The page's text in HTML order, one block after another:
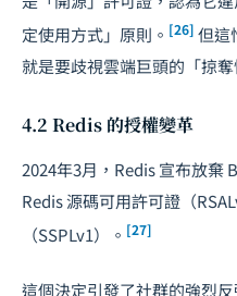
定使用方式」原則。 [26] 但這
就是要歧視雲端巨頭的「掠奪
4.2 Redis 的授權變革
2024年3月，Redis 宣布放棄
Redis 源碼可用許可證（
（SSPLv1）。 [27]
這個決定引發了社群的強烈